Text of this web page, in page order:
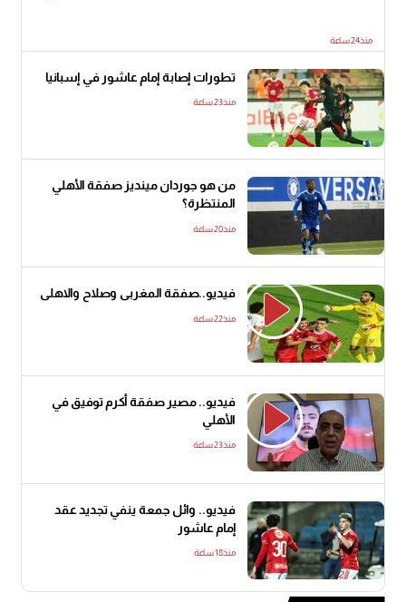
منذ24 ساعة
تطورات إصابة إمام عاشور في إسبانيا
منذ23 ساعة
من هو جوردان مينديز صفقة الأهلي
المنتظرة؟
منذ20 ساعة
فيديو..صفقة المغربى وصلاح والاهلى
منذ22 ساعة
فيديو.. مصير صفقة أكرم توفيق في
الأهلي
منذ23 ساعة
فيديو.. وائل جمعة ينفي تجديد عقد
إمام عاشور
منذ18 ساعة